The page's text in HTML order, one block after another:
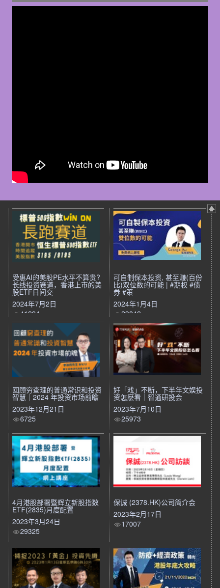
受惠AI的美股PE水平不算贵?
长线投资赛道，香港上市的美
股ETF日间交
2024年7月2日
41294
可自制保本投资, 甚至赚(百份
比)双位数的可能 | #期权 #债
券 #策
2024年1月4日
29842
回顾穷查理的普通常识和投资
智慧｜2024 年投资市场前瞻
2023年12月21日
6725
好「戏」不断，下半年文娱投
资怎麽看｜智通研投会
2023年7月10日
25973
4月港股部署暨辉立新股指数
ETF(2835)月度配置
2023年3月24日
29325
保诚 (2378.HK)公司简介会
2023年2月17日
17007